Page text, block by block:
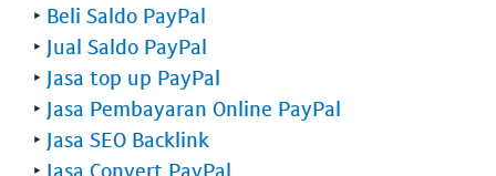
‣ Beli Saldo PayPal
‣ Jual Saldo PayPal
‣ Jasa top up PayPal
‣ Jasa Pembayaran Online PayPal
‣ Jasa SEO Backlink
‣ Jasa Convert PayPal